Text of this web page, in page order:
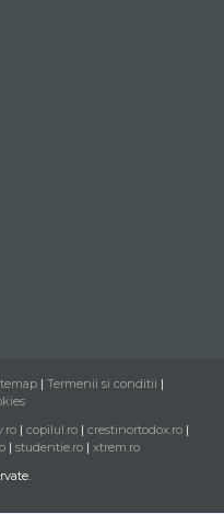
| Termenii si conditii |
| copilul.ro | crestinortodox.ro |
| studentie.ro | xtrem.ro